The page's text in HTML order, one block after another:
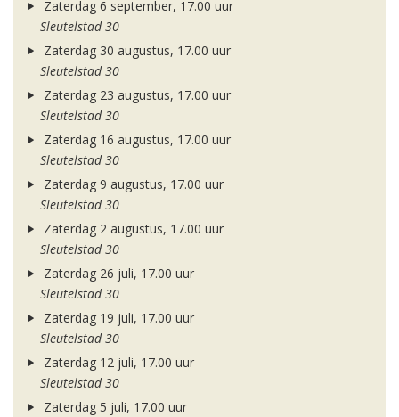
Zaterdag 6 september, 17.00 uur
Sleutelstad 30
Zaterdag 30 augustus, 17.00 uur
Sleutelstad 30
Zaterdag 23 augustus, 17.00 uur
Sleutelstad 30
Zaterdag 16 augustus, 17.00 uur
Sleutelstad 30
Zaterdag 9 augustus, 17.00 uur
Sleutelstad 30
Zaterdag 2 augustus, 17.00 uur
Sleutelstad 30
Zaterdag 26 juli, 17.00 uur
Sleutelstad 30
Zaterdag 19 juli, 17.00 uur
Sleutelstad 30
Zaterdag 12 juli, 17.00 uur
Sleutelstad 30
Zaterdag 5 juli, 17.00 uur